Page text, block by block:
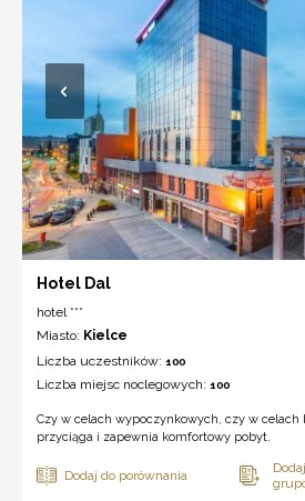
Hotel Dal
hotel ***
Miasto: Kielce
Liczba uczestników: 100
Liczba miejsc noclegowych: 100
Czy w celach wypoczynkowych, czy w celach
przyciąga i zapewnia komfortowy pobyt.